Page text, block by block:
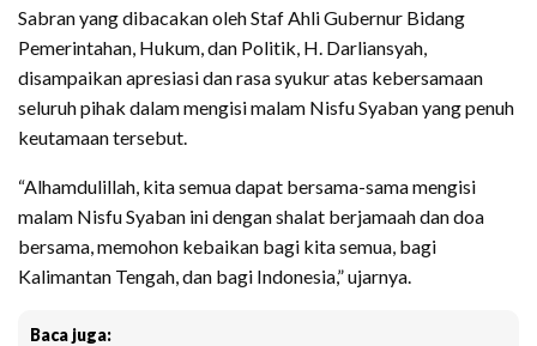
Sabran yang dibacakan oleh Staf Ahli Gubernur Bidang
Pemerintahan, Hukum, dan Politik, H. Darliansyah,
disampaikan apresiasi dan rasa syukur atas kebersamaan
seluruh pihak dalam mengisi malam Nisfu Syaban yang penuh
keutamaan tersebut.
“Alhamdulillah, kita semua dapat bersama-sama mengisi
malam Nisfu Syaban ini dengan shalat berjamaah dan doa
bersama, memohon kebaikan bagi kita semua, bagi
Kalimantan Tengah, dan bagi Indonesia,” ujarnya.
Baca juga: